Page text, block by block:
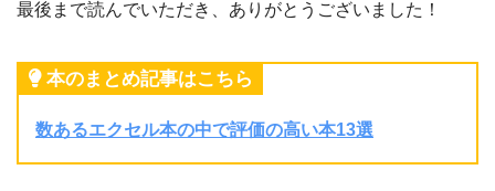
最後まで読んでいただき、ありがとうございました！
本のまとめ記事はこちら
数あるエクセル本の中で評価の高い本13選